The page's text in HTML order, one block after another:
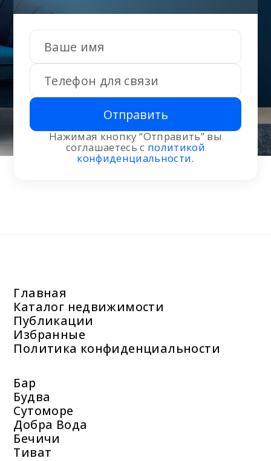
Отправить
Нажимая кнопку “Отправить” вы
соглашаетесь с политикой
конфиденциальности.
Главная
Каталог недвижимости
Публикации
Избранные
Политика конфиденциальности
Бар
Будва
Сутоморе
Добра Вода
Бечичи
Тиват